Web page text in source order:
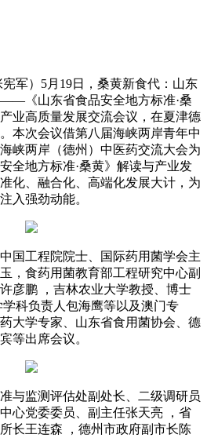
）5月19日，桑黄新食代：山东
《山东省食品安全地方标准·桑
业高质量发展交流会议，在夏津德
本次会议借第八届海峡两岸青年中
峡两岸（德州）中医药交流大会为
全地方标准·桑黄》解读与产业发
化、融合化、高端化发展大计，为
入强劲动能。
工程院院士、国际药用菌学会主
，食药用菌教育部工程研究中心副
彦鹏 ，吉林农业大学教授、博士
科负责人包海鹰等以及澳门专
大学专家、山东省食用菌协会、德
等出席会议。
监测评估处副处长、二级调研员
心党委委员、副主任张天亮 ，省
长王连森 ，德州市政府副市长陈